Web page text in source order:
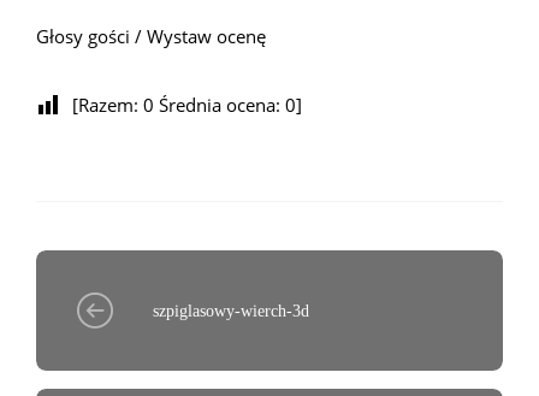
Głosy gości / Wystaw ocenę
[Razem: 0 Średnia ocena: 0]
szpiglasowy-wierch-3d